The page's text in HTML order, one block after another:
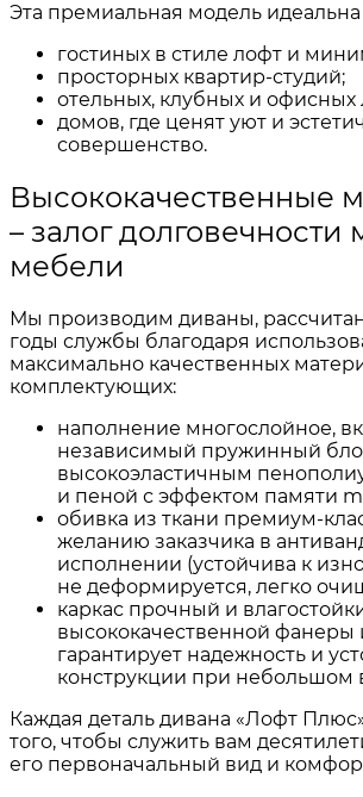
Эта премиальная модель идеальна
гостиных в стиле лофт и
просторных квартир-студий;
отельных, клубных и офисных
домов, где ценят уют и
совершенство.
Высококачественные
– залог долговечности
мебели
Мы производим диваны,
годы службы благодаря
максимально качественных
комплектующих:
наполнение многослойное,
независимый пружинный
высокоэластичным
и пеной с эффектом памяти
обивка из ткани премиум-
желанию заказчика в
исполнении (устойчива к
не деформируется, легко
каркас прочный и
высококачественной фанеры
гарантирует надежность и
конструкции при небольшом
Каждая деталь дивана «Лофт
того, чтобы служить вам
его первоначальный вид и